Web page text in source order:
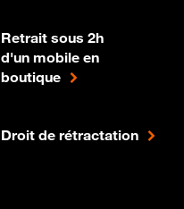
Retrait sous 2h
d'un mobile en
boutique
Droit de rétractation